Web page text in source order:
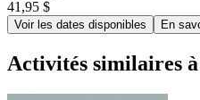
41,95 $
Voir les dates disponibles En
Activités similaires